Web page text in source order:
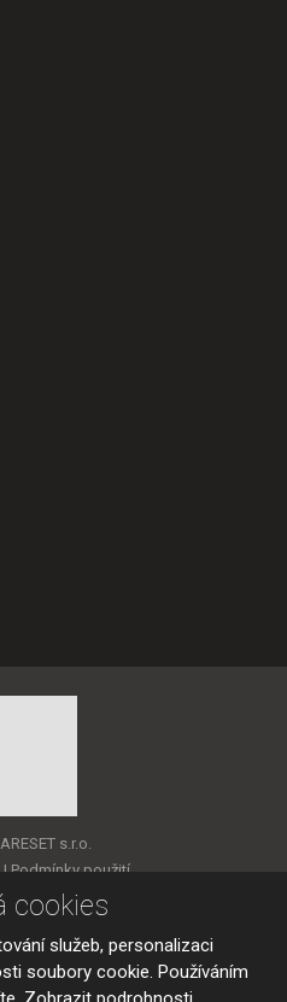
s.r.o.
| Podmínky použití
cookies
služeb, personalizaci
soubory cookie. Používáním